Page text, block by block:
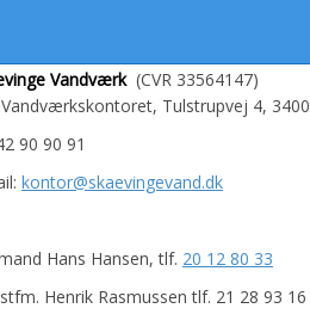
Vandværk(CVR 33564147)
Tulstrupvej 4,
90 90 91
kontor@skaevingevand.dk
Hans Hansen, tlf. 20 12 80 33
Henrik Rasmussen tlf. 21 28 93 16